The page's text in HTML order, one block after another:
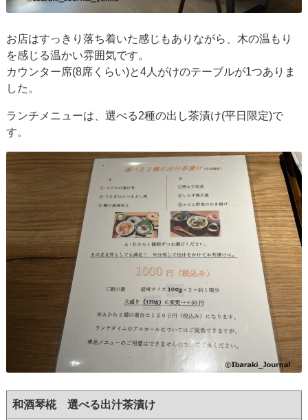
お店はすっきり落ち着いた感じもありながら、木の温もり
を感じる温かい雰囲気です。
カウンター席(8席くらい)と4人がけのテーブルが1つありま
した。
ランチメニューは、選べる2種の出し茶漬け(平日限定)で
す。
和酒琴椛 選べる出汁茶漬け